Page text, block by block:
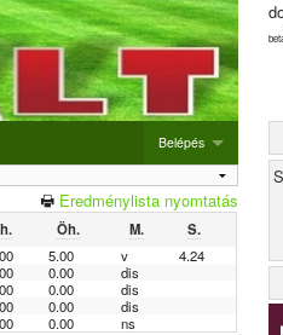
Belépés
Belépés
Új rendezvény
Eredménylista nyomtatás
Öh. M.
S.
5.00 v
4.24
0.00
dis
0.00
dis
0.00
dis
0.00 ns